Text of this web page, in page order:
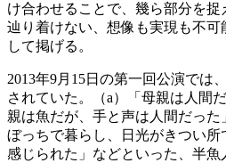
け合わせることで、幾ら部分を
辿り着けない、想像も実現も不
して掲げる。
2013年9月15日の第一回公演では
されていた。（a）「母親は人間
親は魚だが、手と声は人間だった
ぼっちで暮らし、日光がきつい
感じられた」などといった、半魚